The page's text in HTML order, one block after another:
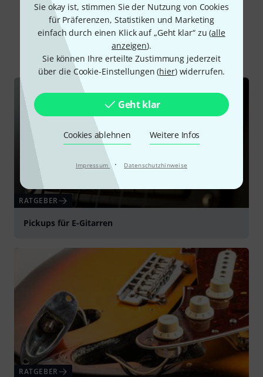
Sie okay ist, stimmen Sie der Nutzung von Cookies
für Präferenzen, Statistiken und Marketing
einfach durch einen Klick auf „Geht klar“ zu (alle
anzeigen).
Sie können Ihre erteilte Zustimmung jederzeit
über die Cookie-Einstellungen (hier) widerrufen.
Geht klar
Cookies ablehnen Weitere Infos
Impressum · Datenschutzhinweise
Schon gewusst?
Ratgeber Testberichte
RATGEBER
Pickups für E-Gitarren
RATGEBER